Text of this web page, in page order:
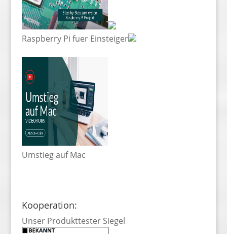
Raspberry Pi fuer Einsteiger
Umstieg auf Mac
Kooperation:
Unser Produkttester Siegel